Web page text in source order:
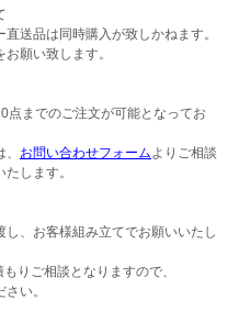
送品は同時購入が致しかねます。
願い致します。
点までのご注文が可能となってお
お問い合わせフォームよりご相談
します。
、お客様組み立てでお願いいたし
りご相談となりますので、
い。